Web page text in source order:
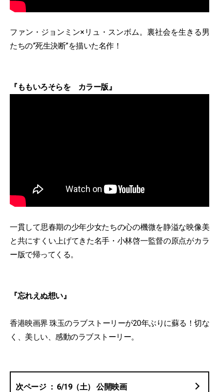
ファン・ジョンミン×リュ・スンボム。裏社会を生きる男
たちの”死生決断”を描いた名作！
『ももいろそらを カラー版』
一貫して思春期の少年少女たちの心の機微を静溢な映像美
と共にすくい上げてきた名手・小林啓一監督の原点がカラ
ー版で帰ってくる。
『忘れえぬ想い』
香港映画界 珠玉のラブストーリーが20年ぶりに蘇る！切な
く、美しい、感動のラブストーリー。
6/19（土） 公開映画